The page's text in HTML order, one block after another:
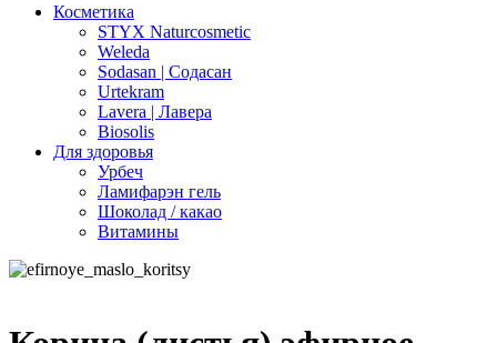
Косметика
STYX Naturcosmetic
Weleda
Sodasan | Содасан
Urtekram
Lavera | Лавера
Biosolis
Для здоровья
Урбеч
Ламифарэн гель
Шоколад / какао
Витамины